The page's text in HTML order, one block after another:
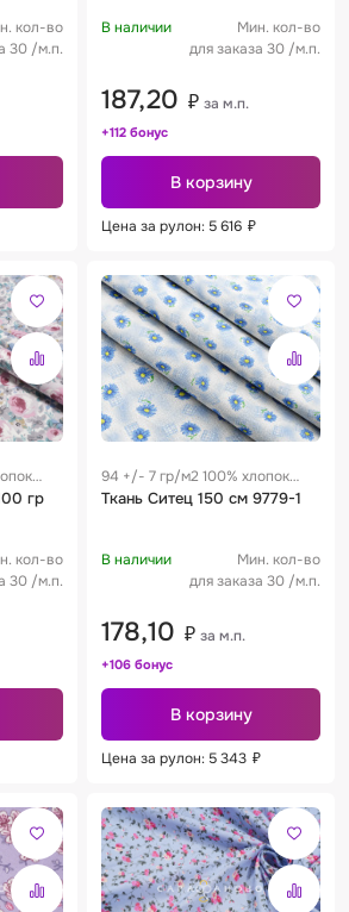
кол-во
30 /м.п.
В наличии
Мин. кол-во
для заказа 30 /м.п.
187,20 ₽ за м.п.
+112 бонус
В корзину
Цена за рулон: 5 616 ₽
гр
кол-во
30 /м.п.
94 +/- 7 гр/м2 100% хлопок
0.28 м
Ткань Ситец 150 см 9779-1
В наличии
Мин. кол-во
для заказа 30 /м.п.
178,10 ₽ за м.п.
+106 бонус
В корзину
Цена за рулон: 5 343 ₽